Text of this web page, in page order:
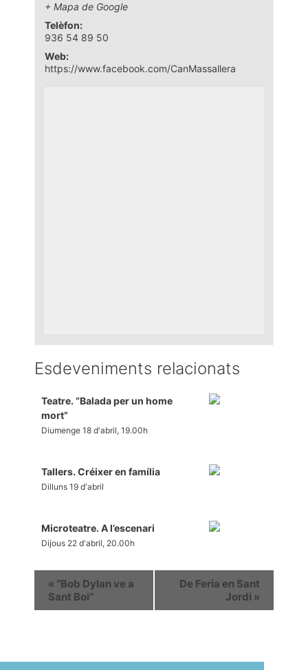
+ Mapa de Google
Telèfon:
936 54 89 50
Web:
https://www.facebook.com/CanMassallera
Esdeveniments relacionats
Teatre. “Balada per un home
mort”
Diumenge 18 d'abril, 19.00h
Tallers. Créixer en família
Dilluns 19 d'abril
Microteatre. A l’escenari
Dijous 22 d'abril, 20.00h
« “Bob Dylan ve a
Sant Boi”
De Feria en Sant
Jordi »